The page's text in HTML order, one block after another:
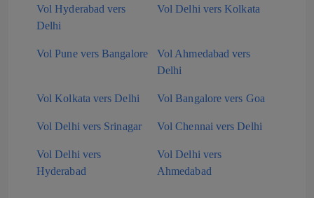
Vol Hyderabad vers
Delhi
Vol Delhi vers Kolkata
Vol Pune vers Bangalore
Vol Ahmedabad vers
Delhi
Vol Kolkata vers Delhi Vol Bangalore vers Goa
Vol Delhi vers Srinagar Vol Chennai vers Delhi
Vol Delhi vers
Hyderabad
Vol Delhi vers
Ahmedabad